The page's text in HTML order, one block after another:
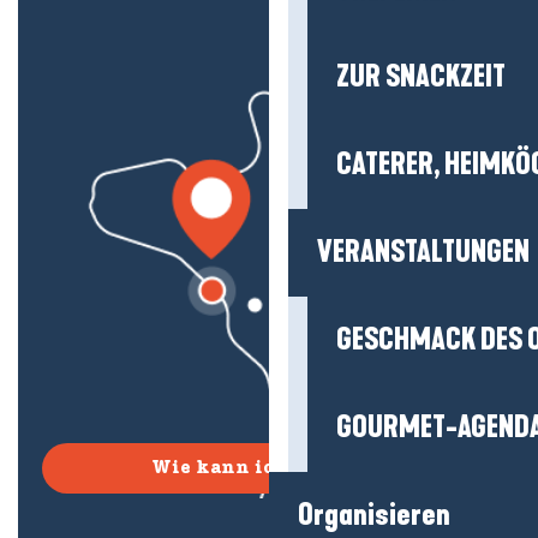
ZUR SNACKZEIT
CATERER,
VERANSTALTUNGEN
GESCHMACK DES
GOURMET-
Organisieren
Wie kann ich kommen?